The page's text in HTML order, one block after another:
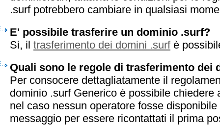
.surf potrebbero cambiare in qualsiasi
E' possibile trasferire un dominio .surf?
Si, il trasferimento dei domini .surf è
Quali sono le regole di trasferimento dei
Per consocere dettagliatamente il
dominio .surf Generico è possibile chiedere
nel caso nessun operatore fosse
messaggio per essere ricontattati il prima